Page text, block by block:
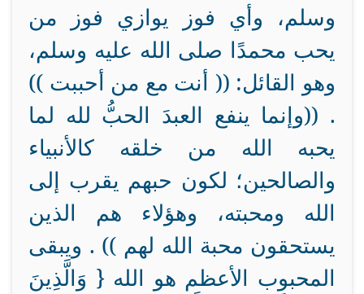
وسلم، وأي فوز يوازي فوز من
يحب محمدًا صلى الله عليه وسلم،
وهو القائل: (( أنت مع من أحببت ))
. ((وإنما ينفع العبدَ الحبُّ لله لما
يحبه الله من خلقه كالأنبياء
والصالحين؛ لكون حبهم يقرب إلى
الله ومحبته، وهؤلاء هم الذين
يستحقون محبة الله لهم )) . ويبقى
المحبوب الأعظم هو الله { وَالَّذِينَ